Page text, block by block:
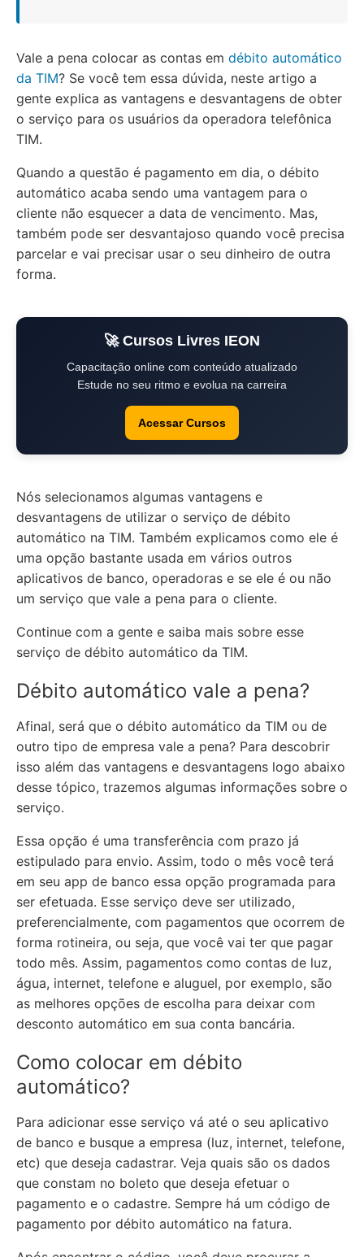
Vale a pena colocar as contas em débito automático
da TIM? Se você tem essa dúvida, neste artigo a
gente explica as vantagens e desvantagens de obter
o serviço para os usuários da operadora telefônica
TIM.
Quando a questão é pagamento em dia, o débito
automático acaba sendo uma vantagem para o
cliente não esquecer a data de vencimento. Mas,
também pode ser desvantajoso quando você precisa
parcelar e vai precisar usar o seu dinheiro de outra
forma.
🚀 Cursos Livres IEON
Capacitação online com conteúdo atualizado
Estude no seu ritmo e evolua na carreira
Acessar Cursos
Nós selecionamos algumas vantagens e
desvantagens de utilizar o serviço de débito
automático na TIM. Também explicamos como ele é
uma opção bastante usada em vários outros
aplicativos de banco, operadoras e se ele é ou não
um serviço que vale a pena para o cliente.
Continue com a gente e saiba mais sobre esse
serviço de débito automático da TIM.
Débito automático vale a pena?
Afinal, será que o débito automático da TIM ou de
outro tipo de empresa vale a pena? Para descobrir
isso além das vantagens e desvantagens logo abaixo
desse tópico, trazemos algumas informações sobre o
serviço.
Essa opção é uma transferência com prazo já
estipulado para envio. Assim, todo o mês você terá
em seu app de banco essa opção programada para
ser efetuada. Esse serviço deve ser utilizado,
preferencialmente, com pagamentos que ocorrem de
forma rotineira, ou seja, que você vai ter que pagar
todo mês. Assim, pagamentos como contas de luz,
água, internet, telefone e aluguel, por exemplo, são
as melhores opções de escolha para deixar com
desconto automático em sua conta bancária.
Como colocar em débito
automático?
Para adicionar esse serviço vá até o seu aplicativo
de banco e busque a empresa (luz, internet, telefone,
etc) que deseja cadastrar. Veja quais são os dados
que constam no boleto que deseja efetuar o
pagamento e o cadastre. Sempre há um código de
pagamento por débito automático na fatura.